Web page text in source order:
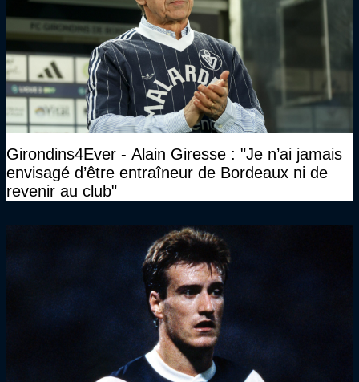
Girondins4Ever - Alain Giresse : "Je n’ai jamais
envisagé d’être entraîneur de Bordeaux ni de
revenir au club"